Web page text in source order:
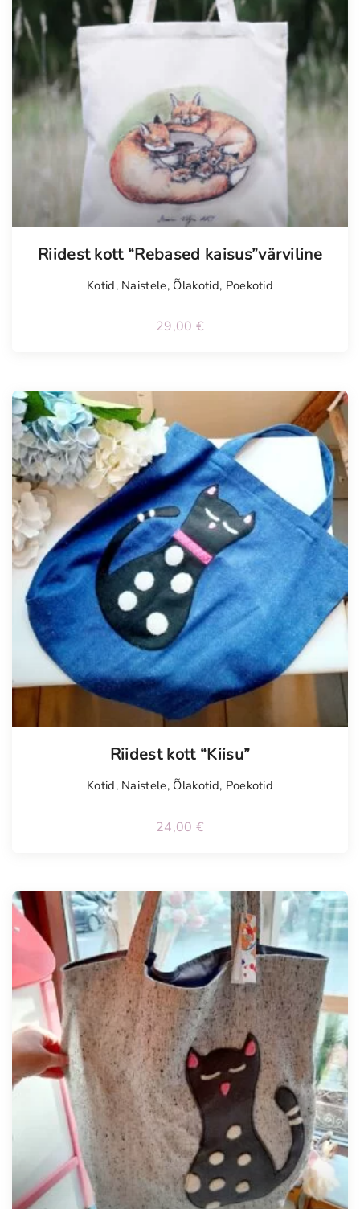
Riidest kott “Rebased kaisus”värviline
Kotid, Naistele, Õlakotid, Poekotid
29,00 €
Riidest kott “Kiisu”
Kotid, Naistele, Õlakotid, Poekotid
24,00 €